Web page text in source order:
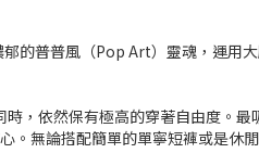
的普普風（Pop Art）靈魂，運用
，依然保有極高的穿著自由度。
無論搭配簡單的單寧短褲或是休